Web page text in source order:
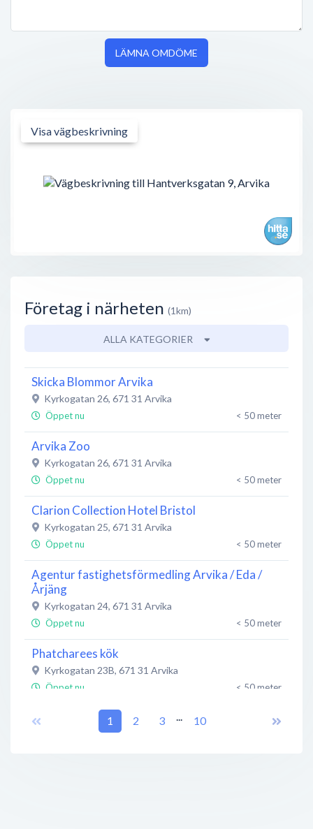
LÄMNA OMDÖME
Visa vägbeskrivning
Företag i närheten (1km)
ALLA KATEGORIER
Skicka Blommor Arvika
Kyrkogatan 26, 671 31 Arvika
Öppet nu < 50 meter
Arvika Zoo
Kyrkogatan 26, 671 31 Arvika
Öppet nu < 50 meter
Clarion Collection Hotel Bristol
Kyrkogatan 25, 671 31 Arvika
Öppet nu < 50 meter
Agentur fastighetsförmedling Arvika / Eda /
Årjäng
Kyrkogatan 24, 671 31 Arvika
Öppet nu < 50 meter
Phatcharees kök
Kyrkogatan 23B, 671 31 Arvika
Öppet nu < 50 meter
Bergqvist Skor
Hantverksgatan 8
1 2 3 ... 10